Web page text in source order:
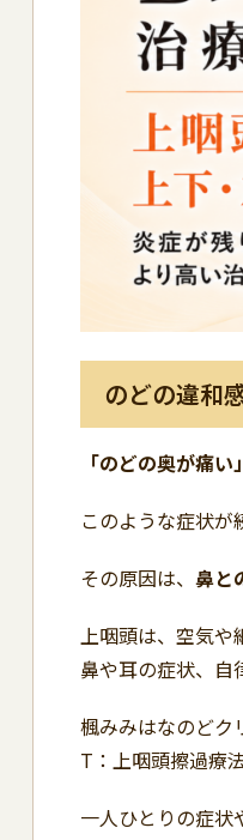
のどの違和
「のどの奥が痛
このような症状が
その原因は、 鼻と
上咽頭は、空気や
鼻や耳の症状、自
楓みみはなのどク
T：上咽頭擦過療
一人ひとりの症状